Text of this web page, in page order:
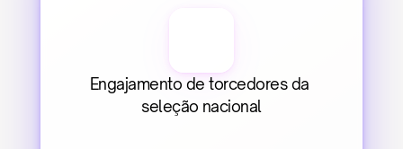
Engajamento de torcedores da
seleção nacional